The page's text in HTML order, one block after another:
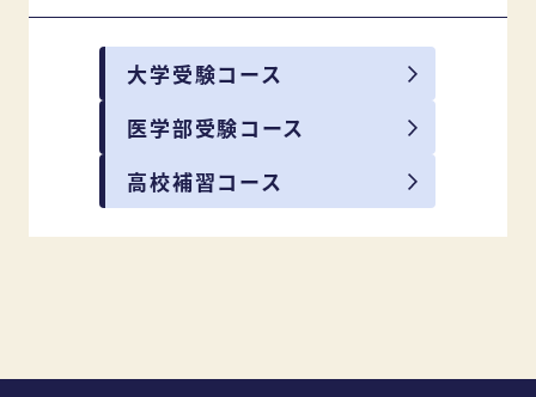
大学受験コース
医学部受験コース
高校補習コース